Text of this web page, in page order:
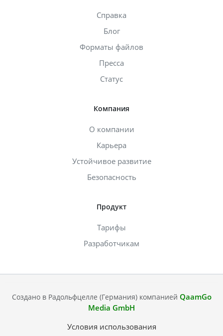
Справка
Блог
Форматы файлов
Пресса
Статус
Компания
О компании
Карьера
Устойчивое развитие
Безопасность
Продукт
Тарифы
Разработчикам
Создано в Радольфцелле (Германия) компанией QaamGo
Media GmbH
Условия использования